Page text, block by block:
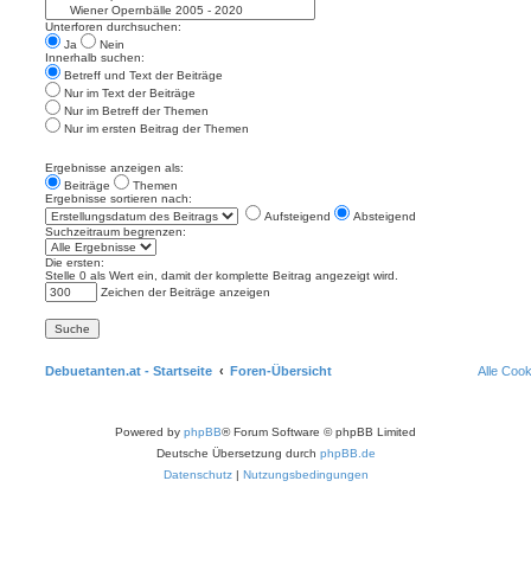
Unterforen durchsuchen:
Ja
Nein
Innerhalb suchen:
Betreff und Text der Beiträge
Nur im Text der Beiträge
Nur im Betreff der Themen
Nur im ersten Beitrag der Themen
Ergebnisse anzeigen als:
Beiträge
Themen
Ergebnisse sortieren nach:
Aufsteigend
Absteigend
Suchzeitraum begrenzen:
Die ersten:
Stelle 0 als Wert ein, damit der komplette Beitrag angezeigt wird.
Zeichen der Beiträge anzeigen
Debuetanten.at - Startseite Foren-Übersicht Alle
Powered by phpBB® Forum Software © phpBB Limited
Deutsche Übersetzung durch phpBB.de
Datenschutz| Nutzungsbedingungen